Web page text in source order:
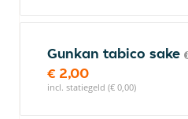
Gunkan tabico sake
€ 2,00
incl. statiegeld (€ 0,00)